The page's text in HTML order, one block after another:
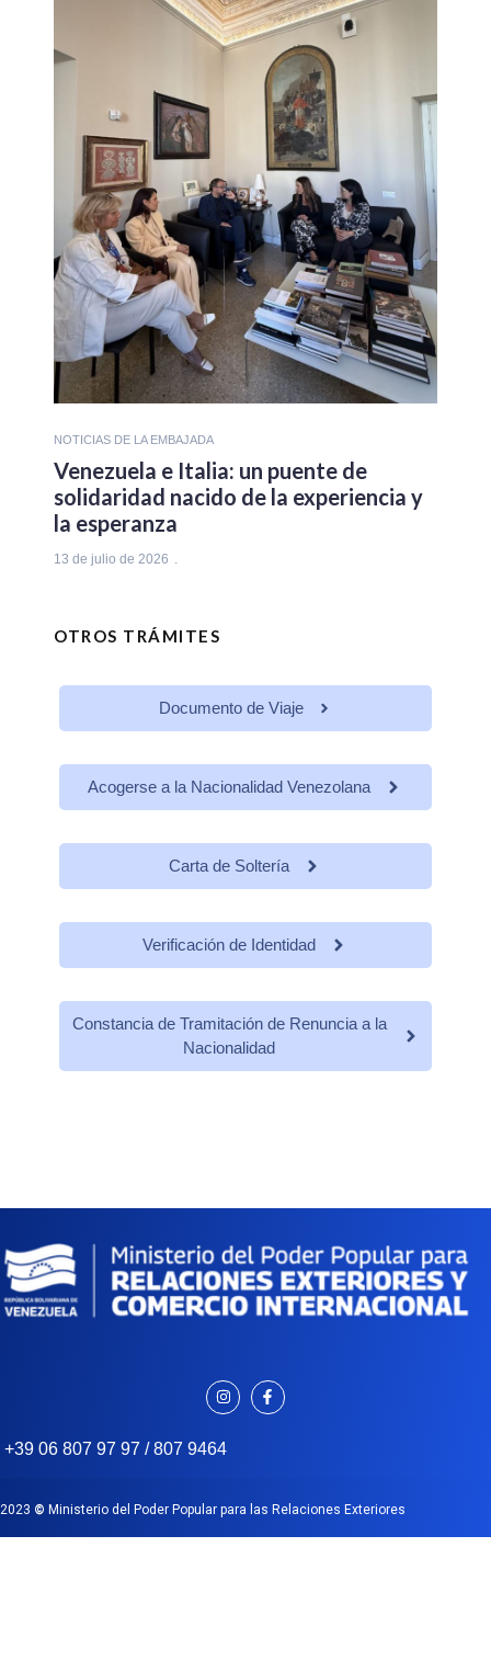
NOTICIAS DE LA EMBAJADA
Venezuela e Italia: un puente de
solidaridad nacido de la experiencia y
la esperanza
13 de julio de 2026
OTROS TRÁMITES
Documento de Viaje
Acogerse a la Nacionalidad Venezolana
Carta de Soltería
Verificación de Identidad
Constancia de Tramitación de Renuncia a la
Nacionalidad
+39 06 807 97 97 / 807 9464
2023 © Ministerio del Poder Popular para las Relaciones Exteriores